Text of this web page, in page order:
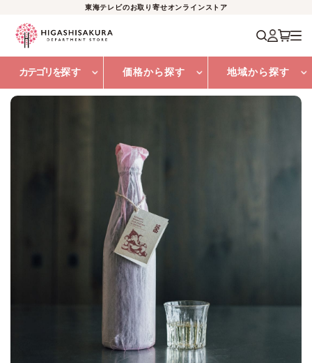
東海テレビのお取り寄せオンラインストア
カテゴリを探す 価格から探す 地域から探す